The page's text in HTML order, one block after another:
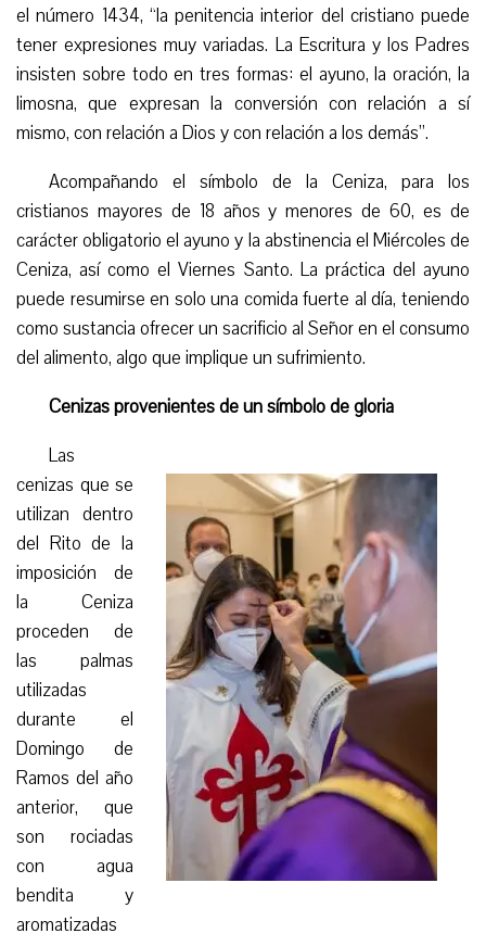
el número 1434, “la penitencia interior del cristiano puede
tener expresiones muy variadas. La Escritura y los Padres
insisten sobre todo en tres formas: el ayuno, la oración, la
limosna, que expresan la conversión con relación a sí
mismo, con relación a Dios y con relación a los demás”.
Acompañando el símbolo de la Ceniza, para los
cristianos mayores de 18 años y menores de 60, es de
carácter obligatorio el ayuno y la abstinencia el Miércoles de
Ceniza, así como el Viernes Santo. La práctica del ayuno
puede resumirse en solouna comida fuerte al día,teniendo
como sustancia ofrecer un sacrificio al Señor en el consumo
del alimento, algo que implique un sufrimiento.
Cenizas provenientes de un símbolo de gloria
Las
cenizas que se
utilizan dentro
del Rito de la
imposición de
la Ceniza
proceden de
las palmas
utilizadas
durante el
Domingo de
Ramos del año
anterior, que
son rociadas
con agua
bendita y
aromatizadas